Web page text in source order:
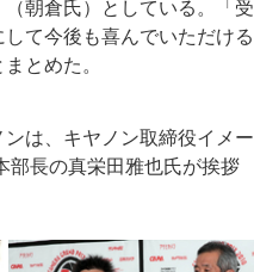
朝倉氏）としている。「受
て今後も喜んでいただける
とめた。
は、キヤノン取締役イメー
部長の真栄田雅也氏が挨拶